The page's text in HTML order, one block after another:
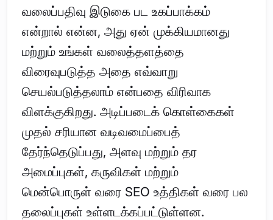
வலைப்பதிவு இடுகை பட உகப்பாக்கம்
என்றால் என்ன, அது ஏன் முக்கியமானது
மற்றும் உங்கள் வலைத்தளத்தை
விரைவுபடுத்த அதை எவ்வாறு
செயல்படுத்தலாம் என்பதை விரிவாக
விளக்குகிறது. அடிப்படைக் கொள்கைகள்
முதல் சரியான வடிவமைப்பைத்
தேர்ந்தெடுப்பது, அளவு மற்றும் தர
அமைப்புகள், கருவிகள் மற்றும்
மென்பொருள் வரை SEO உத்திகள் வரை பல
தலைப்புகள் உள்ளடக்கப்பட்டுள்ளன.